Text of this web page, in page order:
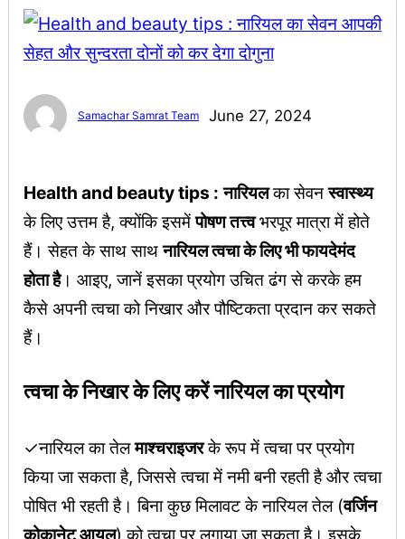
Samachar Samrat Team June 27, 2024
Health and beauty tips : नारियलका सेवनस्वास्थ्य
के लिए उत्तम है, क्योंकि इसमेंपोषण तत्त्वभरपूर मात्रा में होते
हैं। सेहत के साथ साथनारियल त्वचा के लिए भी फायदेमंद
होता है। आइए, जानें इसका प्रयोग उचित ढंग से करके हम
कैसे अपनी त्वचा को निखार और पौष्टिकता प्रदान कर सकते
हैं।
त्वचा के निखार के लिए करें नारियल का प्रयोग
✓नारियल का तेलमाश्चराइजरके रूप में त्वचा पर प्रयोग
किया जा सकता है, जिससे त्वचा में नमी बनी रहती है और त्वचा
पोषित भी रहती है। बिना कुछ मिलावट के नारियल तेल (वर्जिन